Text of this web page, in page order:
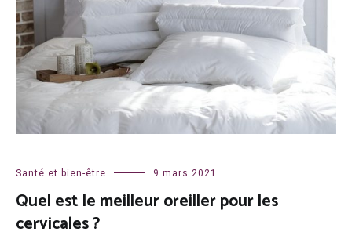
Santé et bien-être 9 mars 2021
Quel est le meilleur oreiller pour les
cervicales ?